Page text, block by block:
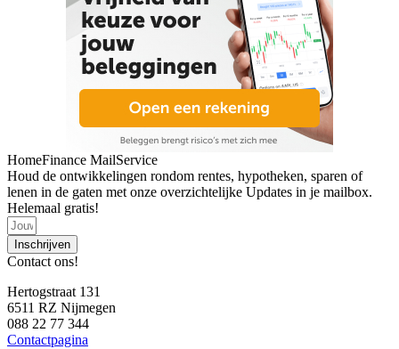
HomeFinance MailService
Houd de ontwikkelingen rondom rentes, hypotheken, sparen of
lenen in de gaten met onze overzichtelijke Updates in je mailbox.
Helemaal gratis!
Inschrijven
Contact ons!
Hertogstraat 131
6511 RZ Nijmegen
088 22 77 344
Contactpagina